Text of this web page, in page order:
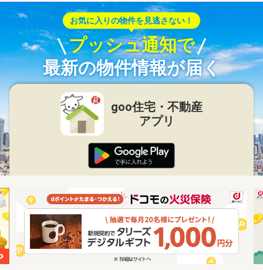
お気に入りの物件を見逃さない！
プッシュ通知で
最新の物件情報が届く
goo住宅・不動産
アプリ